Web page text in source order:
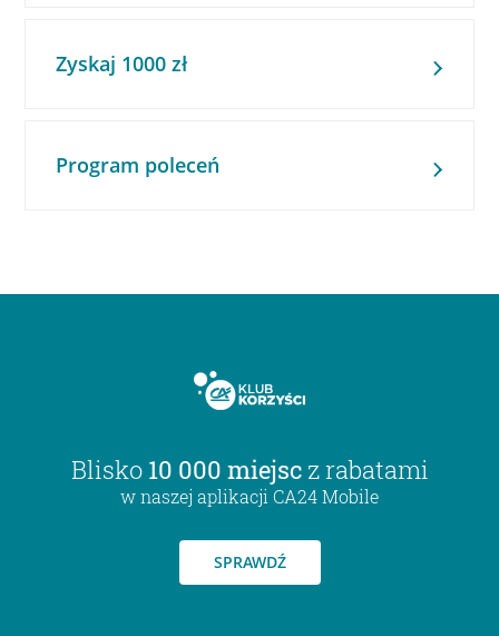
Zyskaj 1000 zł
Program poleceń
Blisko 10 000 miejsc z rabatami
w naszej aplikacji CA24 Mobile
SPRAWDŹ